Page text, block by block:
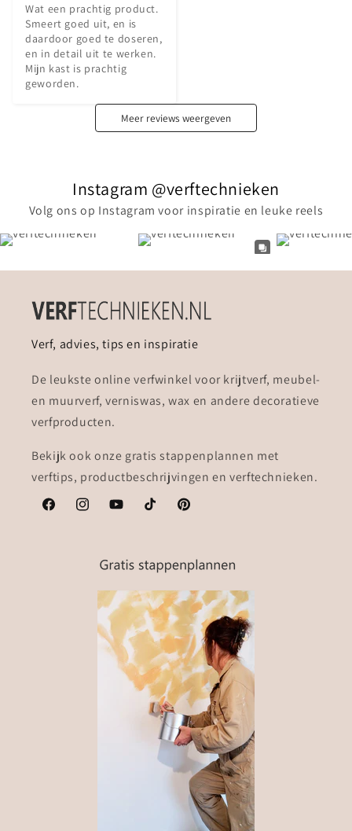
Wat een prachtig product.
Smeert goed uit, en is
daardoor goed te doseren,
en in detail uit te werken.
Mijn kast is prachtig
geworden.
Meer reviews weergeven
Instagram @verftechnieken
Volg ons op Instagram voor inspiratie en leuke reels
Verf, advies, tips en inspiratie
De leukste online verfwinkel voor krijtverf, meubel-
en muurverf, verniswas, wax en andere decoratieve
verfproducten.
Bekijk ook onze gratis stappenplannen met
verftips, productbeschrijvingen en verftechnieken.
FacebookInstagramYouTubeTikTok Pinterest